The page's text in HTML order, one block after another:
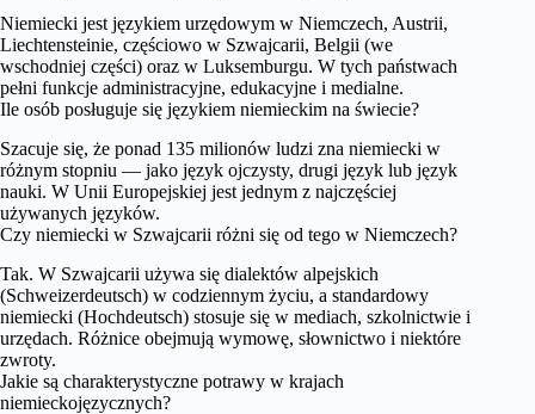
Niemiecki jest językiem urzędowym w Niemczech, Austrii,
Liechtensteinie, częściowo w Szwajcarii, Belgii (we
wschodniej części) oraz w Luksemburgu. W tych państwach
pełni funkcje administracyjne, edukacyjne i medialne.
Ile osób posługuje się językiem niemieckim na świecie?
Szacuje się, że ponad 135 milionów ludzi zna niemiecki w
różnym stopniu — jako język ojczysty, drugi język lub język
nauki. W Unii Europejskiej jest jednym z najczęściej
używanych języków.
Czy niemiecki w Szwajcarii różni się od tego w Niemczech?
Tak. W Szwajcarii używa się dialektów alpejskich
(Schweizerdeutsch) w codziennym życiu, a standardowy
niemiecki (Hochdeutsch) stosuje się w mediach, szkolnictwie i
urzędach. Różnice obejmują wymowę, słownictwo i niektóre
zwroty.
Jakie są charakterystyczne potrawy w krajach
niemieckojęzycznych?